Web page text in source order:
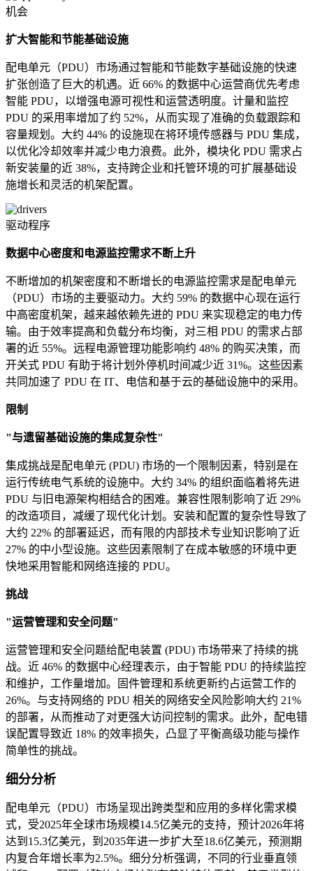
机会
扩大智能和节能基础设施
配电单元（PDU）市场通过智能和节能数字基础设施的快速
扩张创造了巨大的机遇。近 66% 的数据中心运营商优先考虑
智能 PDU，以增强电源可视性和运营透明度。计量和监控
PDU 的采用率增加了约 52%，从而实现了准确的负载跟踪和
容量规划。大约 44% 的设施现在将环境传感器与 PDU 集成，
以优化冷却效率并减少电力浪费。此外，模块化 PDU 需求占
新安装量的近 38%，支持跨企业和托管环境的可扩展基础设
施增长和灵活的机架配置。
驱动程序
数据中心密度和电源监控需求不断上升
不断增加的机架密度和不断增长的电源监控需求是配电单元
（PDU）市场的主要驱动力。大约 59% 的数据中心现在运行
中高密度机架，越来越依赖先进的 PDU 来实现稳定的电力传
输。由于效率提高和负载分布均衡，对三相 PDU 的需求占部
署的近 55%。远程电源管理功能影响约 48% 的购买决策，而
开关式 PDU 有助于将计划外停机时间减少近 31%。这些因素
共同加速了 PDU 在 IT、电信和基于云的基础设施中的采用。
限制
"与遗留基础设施的集成复杂性"
集成挑战是配电单元 (PDU) 市场的一个限制因素，特别是在
运行传统电气系统的设施中。大约 34% 的组织面临着将先进
PDU 与旧电源架构相结合的困难。兼容性限制影响了近 29%
的改造项目，减缓了现代化计划。安装和配置的复杂性导致了
大约 22% 的部署延迟，而有限的内部技术专业知识影响了近
27% 的中小型设施。这些因素限制了在成本敏感的环境中更
快地采用智能和网络连接的 PDU。
挑战
"运营管理和安全问题"
运营管理和安全问题给配电装置 (PDU) 市场带来了持续的挑
战。近 46% 的数据中心经理表示，由于智能 PDU 的持续监控
和维护，工作量增加。固件管理和系统更新约占运营工作的
26%。与支持网络的 PDU 相关的网络安全风险影响大约 21%
的部署，从而推动了对更强大访问控制的需求。此外，配电错
误配置导致近 18% 的效率损失，凸显了平衡高级功能与操作
简单性的挑战。
细分分析
配电单元（PDU）市场呈现出跨类型和应用的多样化需求模
式，受2025年全球市场规模14.5亿美元的支持，预计2026年将
达到15.3亿美元，到2035年进一步扩大至18.6亿美元，预测期
内复合年增长率为2.5%。细分分析强调，不同的行业垂直领